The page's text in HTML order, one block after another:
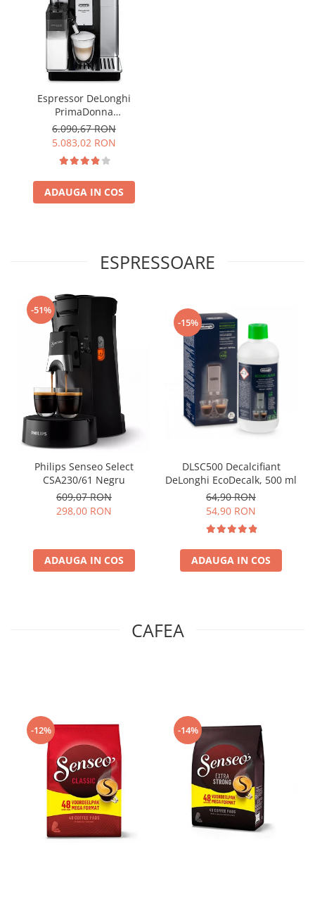
Espressor DeLonghi
PrimaDonna
ECAM610.55.SB Aparat de
cafea Espresso 2.2 L,1450 w
,negru
6.090,67 RON
5.083,02 RON
ADAUGA IN COS
ESPRESSOARE
-51%
Philips Senseo Select
CSA230/61 Negru
609,07 RON
298,00 RON
ADAUGA IN COS
-15%
DLSC500 Decalcifiant
DeLonghi EcoDecalk, 500 ml
64,90 RON
54,90 RON
ADAUGA IN COS
CAFEA
-12% -14%